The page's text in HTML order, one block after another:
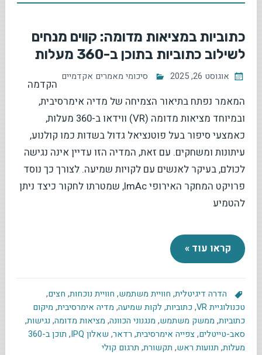
כתוביות במציאות מדומה: קווים מנחים
לשילוב כתוביות בתוכן ב-360 מעלות
אוגוסט 26, 2025 סיכומי מאמרים אקדמיים
הקדמה
המאמר נפתח בתיאור הצמיחה של מדיה אימרסיבית,
ובמיוחד מציאות מדומה (VR) ווידאו ב-360 מעלות,
כאמצעי סיפור בעל פוטנציאל גדול בשדות כמו קולנוע,
עיתונות ומשחקים. עם זאת, המדיה הזו עדיין אינה נגישה
לכולם, בעיקר לאנשים עם לקויות שמיעה. לצורך כך נוסד
פרויקט המחקר האירופי ImAc, שמטרתו לחקור כיצד ניתן
להטמיע
קראו עוד »
הדרה דיגיטלית, חוויית משתמש, חוויית נוכחות, חצים,
טכנולוגיית VR
, כתוביות,לקות שמיעה, מדיה אימרסיבית, מיקום
כתוביות, ממשק משתמש, מנגנוני הכוונה, מציאות מדומה, נגישות,
סאב-טייטלים,צפייה אימרסיבית, רדאר, שאלון IPQ ,
תוכן ב-360
מעלות, תנועות ראש, תקשורת, תרגום קולי